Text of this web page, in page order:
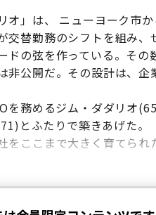
オ」は、 ニューヨーク市
交替勤務のシフトを組み
ドの弦を作っている。そ
公開だ。その設計は、企
を務めるジム・ダダリオ
とふたりで築きあげた。
をここまで大きく育てられ